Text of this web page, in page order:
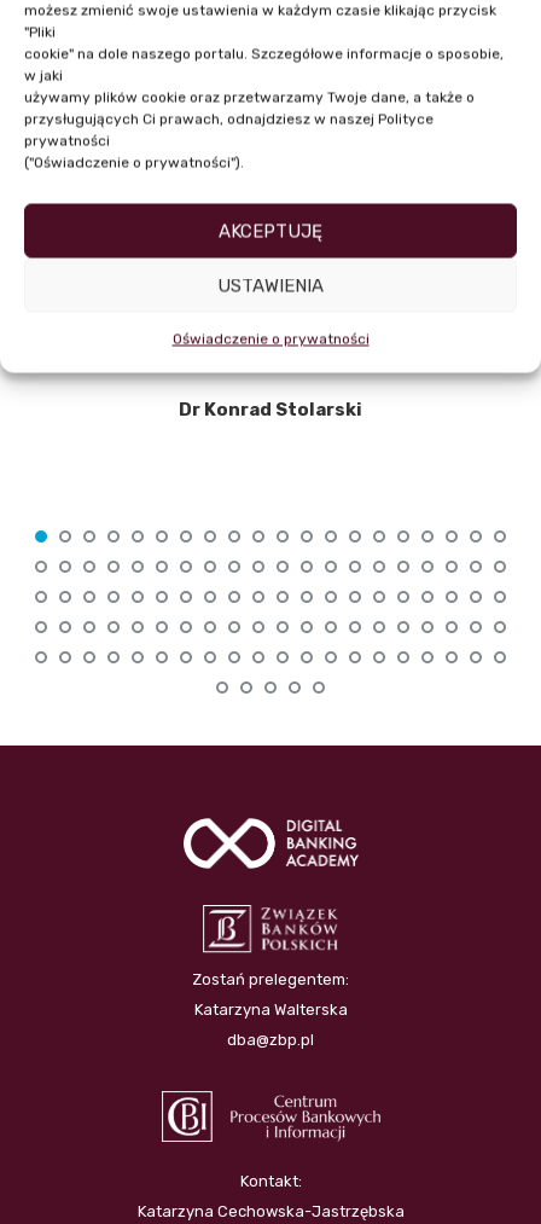
możesz zmienić swoje ustawienia w każdym czasie klikając przycisk
"Pliki
cookie" na dole naszego portalu. Szczegółowe informacje o sposobie,
w jaki
używamy plików cookie oraz przetwarzamy Twoje dane, a także o
przysługujących Ci prawach, odnajdziesz w naszej Polityce
prywatności
("Oświadczenie o prywatności").
AKCEPTUJĘ
USTAWIENIA
Oświadczenie o prywatności
NASI PRELEGENCI
Dr Konrad Stolarski
Zostań prelegentem:
Katarzyna Walterska
dba@zbp.pl
Kontakt:
Katarzyna Cechowska-Jastrzębska